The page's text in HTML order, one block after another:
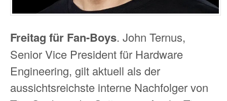
Freitag für Fan-Boys. John Ternus,
Senior Vice President für Hardware
Engineering, gilt aktuell als der
aussichtsreichste interne Nachfolger von